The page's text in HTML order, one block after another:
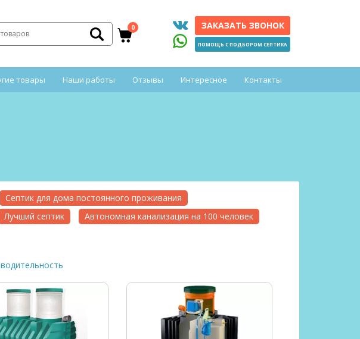
0 ЗАКАЗАТЬ ЗВОНОК
ПОМОЩЬ С ПОДБОРОМ СЕПТИКА
товары Наши работы Отзывы Интересное Контакты
Септик для дома постоянного проживания
Лучший септик
Автономная канализация на 100 человек